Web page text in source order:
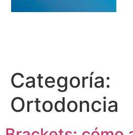
Categoría:
Ortodoncia